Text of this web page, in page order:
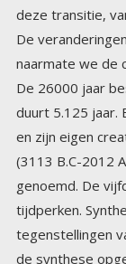
naarmate we de
De 26000 jaar
duurt 5.125 jaar.
en zijn eigen
(3113 B.C-2012
genoemd. De
tijdperken.
tegenstellingen
de synthese
op 13 augustus,